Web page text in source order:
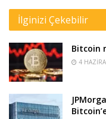
İlginizi Çekebilir
Bitcoin
4